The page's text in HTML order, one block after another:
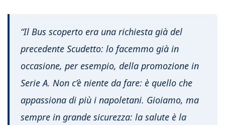
“Il Bus scoperto era una richiesta già del
precedente Scudetto: lo facemmo già in
occasione, per esempio, della promozione in
Serie A. Non c’è niente da fare: è quello che
appassiona di più i napoletani. Gioiamo, ma
sempre in grande sicurezza: la salute è la